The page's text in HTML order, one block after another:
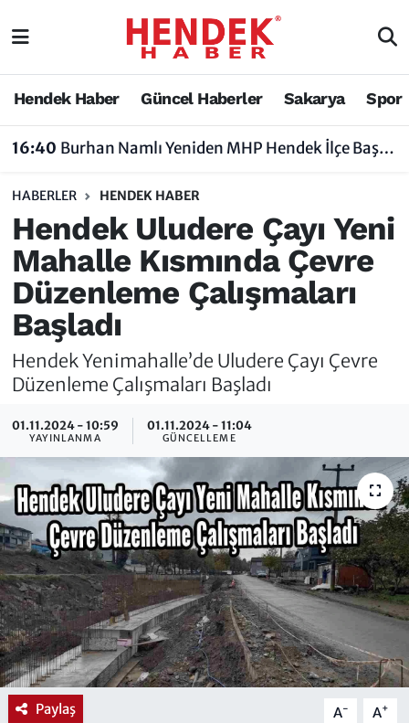
Hendek Haber Güncel Haberler Sakarya Spor
16:40 Burhan Namlı Yeniden MHP Hendek İlçe Başkanı Seçildi
HABERLER HENDEK HABER
Hendek Uludere Çayı Yeni
Mahalle Kısmında Çevre
Düzenleme Çalışmaları
Başladı
Hendek Yenimahalle’de Uludere Çayı Çevre
Düzenleme Çalışmaları Başladı
01.11.2024 - 10:59
YAYINLANMA
01.11.2024 - 11:04
GÜNCELLEME
Paylaş A- A+
Hendek Haber
Nöbetçi Eczaneler
Vefat Edenler
Hendek Haber
Hakkında
Hendek Haber Reklam Servisi
Künye
İletişim
Sakarya Nöbetçi Eczaneler
Tüm Manşetler
Son Dakika Haberleri
Haber Arşivi